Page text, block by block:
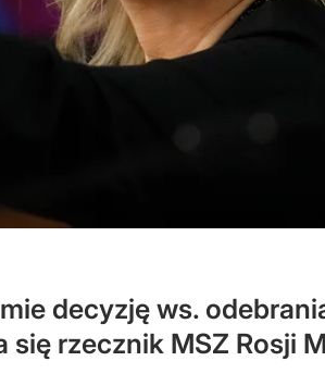
decyzję ws.
się rzecznik MSZ Rosji